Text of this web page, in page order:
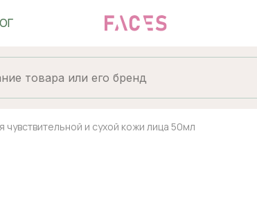
чувствительной и сухой кожи лица 50мл